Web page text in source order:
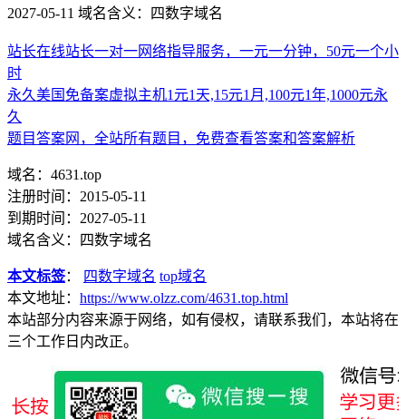
2027-05-11 域名含义：四数字域名
站长在线站长一对一网络指导服务，一元一分钟，50元一个小
时
永久美国免备案虚拟主机1元1天,15元1月,100元1年,1000元永
久
题目答案网，全站所有题目，免费查看答案和答案解析
域名：4631.top
注册时间：2015-05-11
到期时间：2027-05-11
域名含义：四数字域名
本文标签： 四数字域名 top域名
本文地址： https://www.olzz.com/4631.top.html
本站部分内容来源于网络，如有侵权，请联系我们，本站将在
三个工作日内改正。